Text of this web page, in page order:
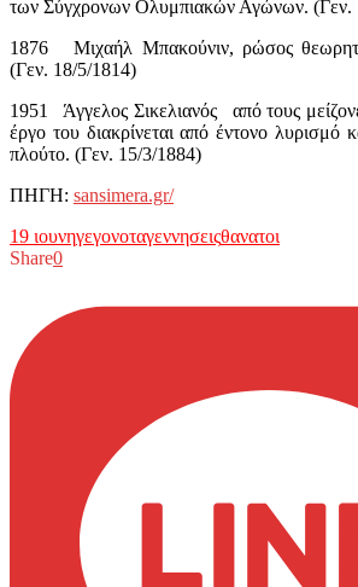
των Σύγχρονων Ολυμπιακών Αγώνων. (Γεν.
1876 Μιχαήλ Μπακούνιν, ρώσος
(Γεν. 18/5/1814)
1951 Άγγελος Σικελιανός από τους
έργο του διακρίνεται από έντονο λυρισμό
πλούτο. (Γεν. 15/3/1884)
ΠΗΓΗ: sansimera.gr/
19 ιουνηγεγονοταγεννησειςθανατοι
Share0